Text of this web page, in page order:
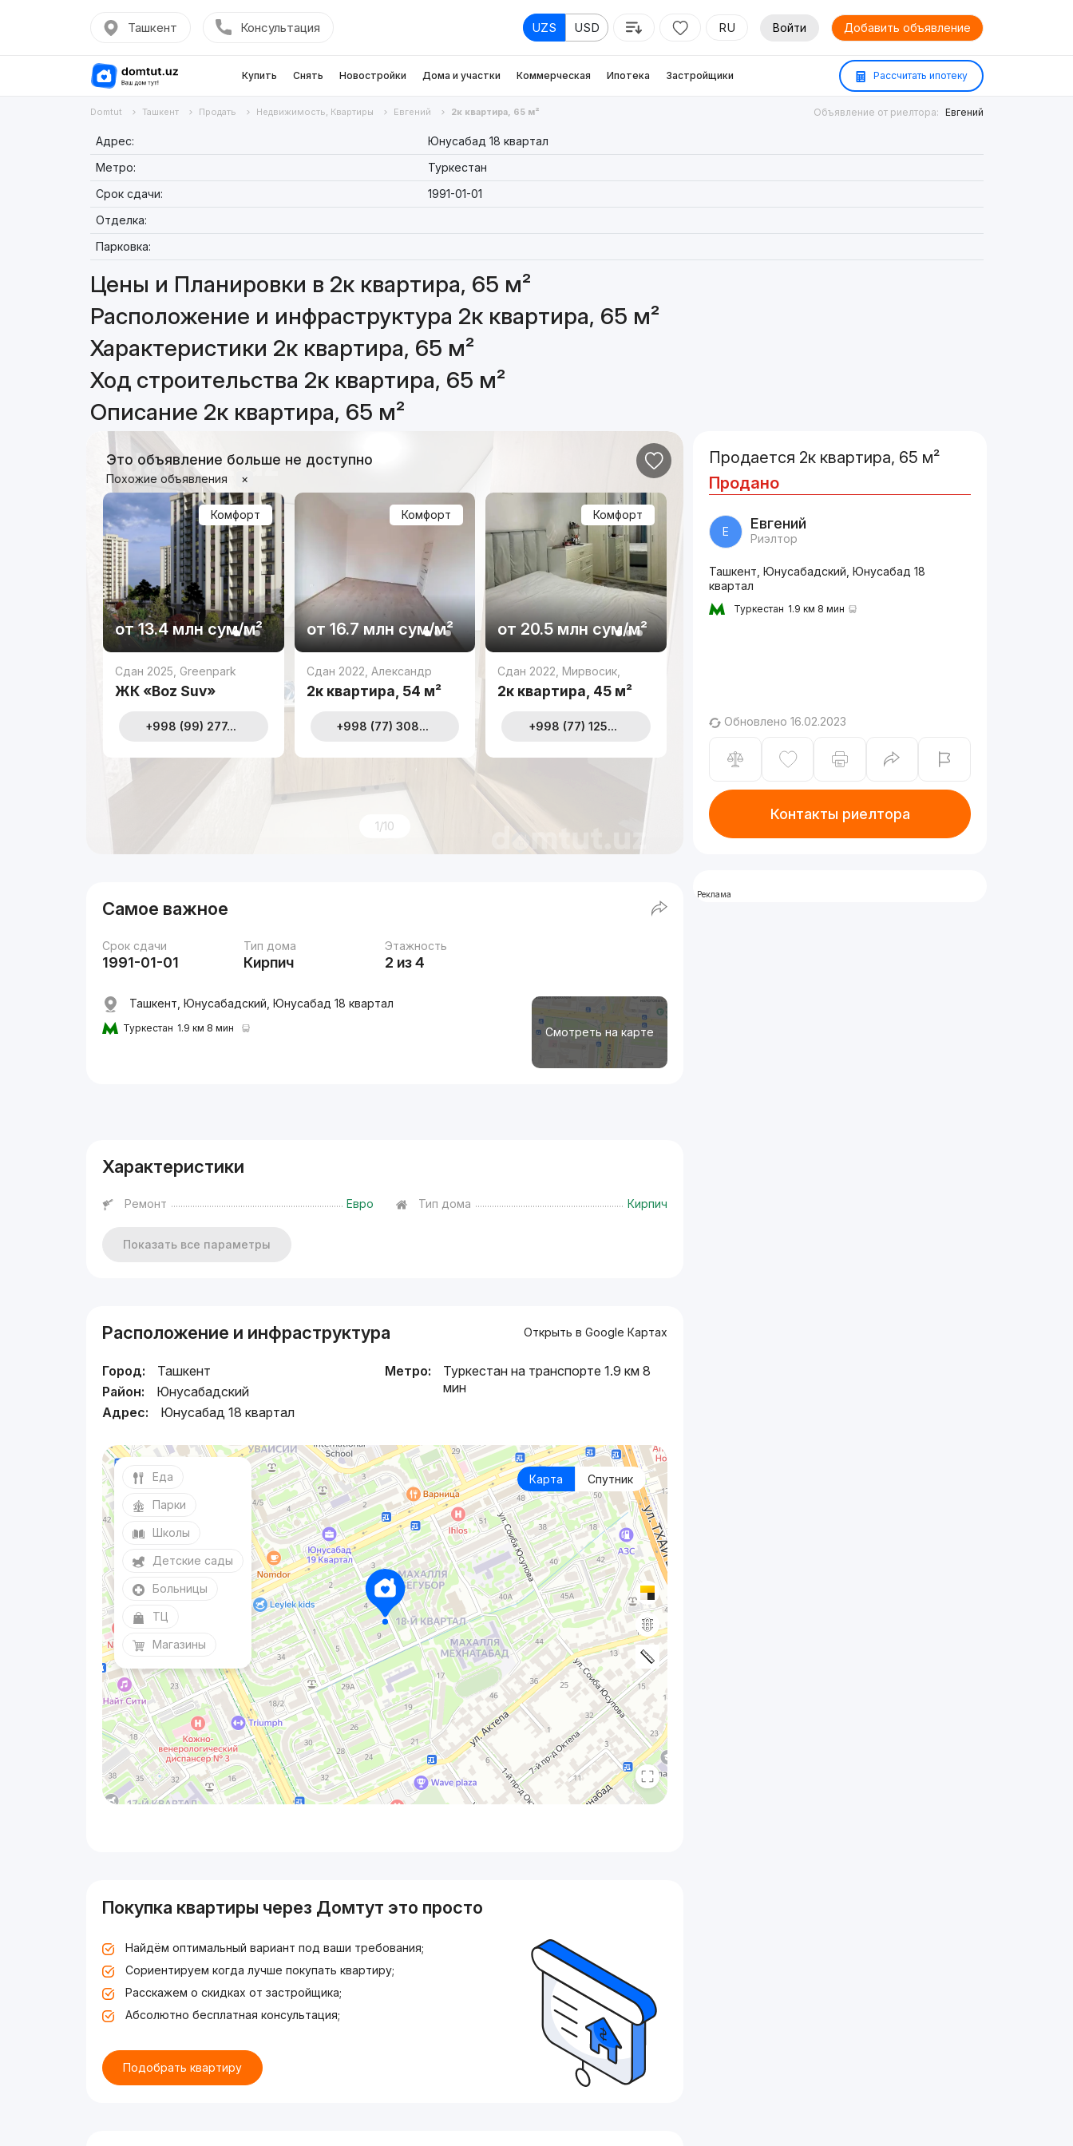
Ташкент Консультация UZS USD RU Войти Добавить объявление
Купить Снять Новостройки Дома и участки Коммерческая Ипотека Застройщики Рассчитать ипотеку
Domtut Ташкент Продать Недвижимость, Квартиры Евгений 2к квартира, 65 м² Объявление от риелтора: Евгений
Адрес:
Юнусабад 18 квартал
Метро:
Туркестан
Срок сдачи:
1991-01-01
Отделка:
Парковка:
Цены и Планировки в 2к квартира, 65 м²
Расположение и инфраструктура 2к квартира, 65 м²
Характеристики 2к квартира, 65 м²
Ход строительства 2к квартира, 65 м²
Описание 2к квартира, 65 м²
Это объявление больше не доступно
Похожие объявления ×
Комфорт
от13.4 млн сум/м²
Сдан 2025 Greenpark
ЖК «Boz Suv»
+998 (99) 277...
Комфорт
от16.7 млн сум/м²
Сдан 2022 Александр
2к квартира, 54 м²
+998 (77) 308...
Комфорт
от20.5 млн сум/м²
Сдан 2022 Мирвосик,
2к квартира, 45 м²
+998 (77) 125...
1/10
Самое важное
Срок сдачи
1991-01-01
Тип дома
Кирпич
Этажность
2 из 4
Смотреть на карте
Ташкент, Юнусабадский, Юнусабад 18 квартал
Туркестан 1.9 км 8 мин
Характеристики
Ремонт Евро Тип дома Кирпич
Показать все параметры
Расположение и инфраструктура Открыть в Google Картах
Город:
Ташкент
Район:
Юнусабадский
Адрес:
Юнусабад 18 квартал
Метро:
Туркестан на транспорте 1.9 км 8
мин
Карта Спутник
Еда
Парки
Школы
Детские сады
Больницы
ТЦ
Магазины
Покупка квартиры через Домтут это просто
Найдём оптимальный вариант под ваши требования;
Сориентируем когда лучше покупать квартиру;
Расскажем о скидках от застройщика;
Абсолютно бесплатная консультация;
Подобрать квартиру
Продается 2к квартира, 65 м²
Продано
Е Евгений
Риэлтор
Ташкент, Юнусабадский, Юнусабад 18
квартал
Туркестан 1.9 км 8 мин
Обновлено 16.02.2023
Контакты риелтора
Реклама